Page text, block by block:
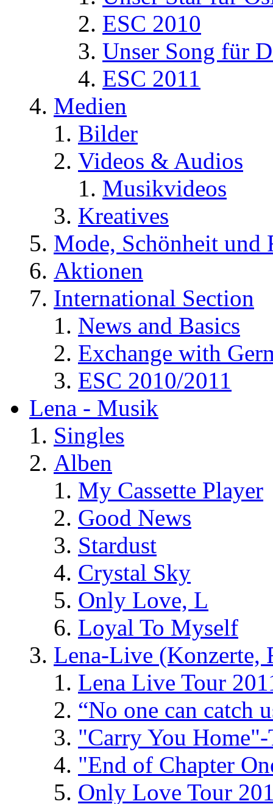
ESC 2010
Unser Song für
ESC 2011
Medien
Bilder
Videos & Audios
Musikvideos
Kreatives
Mode, Schönheit und
Aktionen
International Section
News and Basics
Exchange with
ESC 2010/2011
Lena - Musik
Singles
Alben
My Cassette Player
Good News
Stardust
Crystal Sky
Only Love, L
Loyal To Myself
Lena-Live (Konzerte,
Lena Live Tour
“No one can catch
"Carry You
"End of Chapter
Only Love Tour